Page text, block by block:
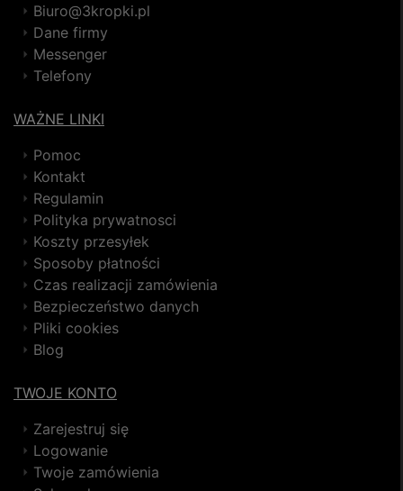
Biuro@3kropki.pl
Dane firmy
Messenger
Telefony
WAŻNE LINKI
Pomoc
Kontakt
Regulamin
Polityka prywatnosci
Koszty przesyłek
Sposoby płatności
Czas realizacji zamówienia
Bezpieczeństwo danych
Pliki cookies
Blog
TWOJE KONTO
Zarejestruj się
Logowanie
Twoje zamówienia